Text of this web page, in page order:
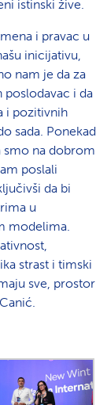
istinski žive.
i pravac u
inicijativu,
nam je da za
poslodavac i da
i pozitivnih
sada. Ponekad
smo na dobrom
poslali
da bi
u
modelima.
strast i timski
sve, prostor